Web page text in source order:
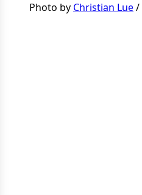
Photo by Christian Lue /